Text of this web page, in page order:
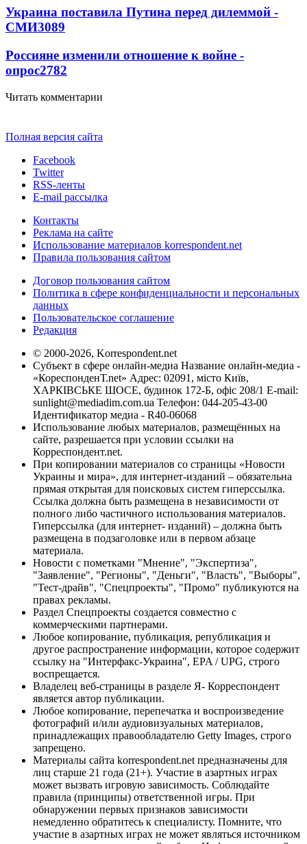
Украина поставила Путина перед дилеммой -
СМИ3089
Россияне изменили отношение к войне -
опрос2782
Читать комментарии
Полная версия сайта
Facebook
Twitter
RSS-ленты
E-mail рассылка
Контакты
Реклама на сайте
Использование материалов korrespondent.net
Правила пользования сайтом
Договор пользования сайтом
Политика в сфере конфиденциальности и персональных
данных
Пользовательское соглашение
Редакция
© 2000-2026, Korrespondent.net
Субъект в сфере онлайн-медиа Название онлайн-медиа -
«КореспонденТ.net» Адрес: 02091, місто Київ,
ХАРКІВСЬКЕ ШОСЕ, будинок 172-Б, офіс 208/1 E-mail:
sunlight@mediadim.com.ua Телефон: 044-205-43-00
Идентификатор медиа - R40-06068
Использование любых материалов, размещённых на
сайте, разрешается при условии ссылки на
Корреспондент.net.
При копировании материалов со страницы «Новости
Украины и мира», для интернет-изданий – обязательна
прямая открытая для поисковых систем гиперссылка.
Ссылка должна быть размещена в независимости от
полного либо частичного использования материалов.
Гиперссылка (для интернет- изданий) – должна быть
размещена в подзаголовке или в первом абзаце
материала.
Новости с пометками "Мнение", "Экспертиза",
"Заявление", "Регионы", "Деньги", "Власть", "Выборы",
"Тест-драйв", "Спецпроекты", "Промо" публикуются на
правах рекламы.
Раздел Спецпроекты создается совместно с
коммерческими партнерами.
Любое копирование, публикация, републикация и
другое распространение информации, которое содержит
ссылку на "Интерфакс-Украина", EPA / UPG, строго
воспрещается.
Владелец веб-страницы в разделе Я- Корреспондент
является автор публикации.
Любое копирование, перепечатка и воспроизведение
фотографий и/или аудиовизуальных материалов,
принадлежащих правообладателю Getty Images, строго
запрещено.
Материалы сайта korrespondent.net предназначены для
лиц старше 21 года (21+). Участие в азартных играх
может вызвать игровую зависимость. Соблюдайте
правила (принципы) ответственной игры. При
обнаружении первых признаков зависимости
немедленно обратитесь к специалисту. Помните, что
участие в азартных играх не может являться источником